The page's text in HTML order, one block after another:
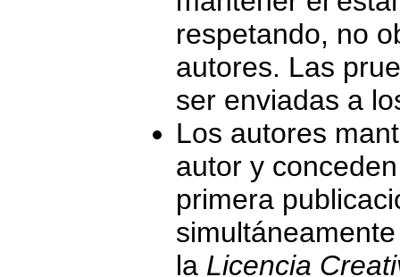
respetando, no
autores. Las
ser enviadas a
Los autores
autor y
primera
la Licencia